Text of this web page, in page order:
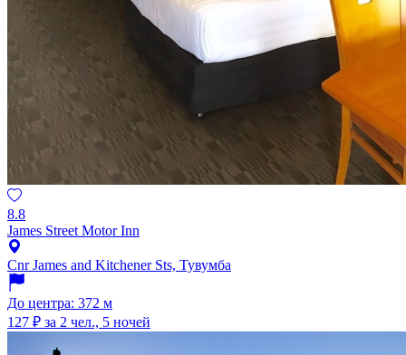
8.8
James Street Motor Inn
Cnr James and Kitchener Sts, Тувумба
До центра: 372 м
127 ₽ за 2 чел., 5 ночей